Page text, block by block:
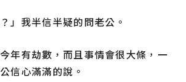
」我半信半疑的問老公。
今年有劫數，而且事情會很大條，一
信心滿滿的說。